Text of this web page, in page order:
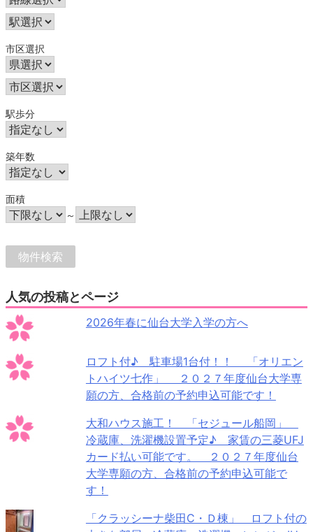
市区選択
駅歩分
築年数
面積
～
人気の投稿とページ
2026年春に仙台大学入学の方へ
ロフト付♪ 駐車場1台付！！ 「オリエン
トハイツ七作」 ２０２７年度仙台大学専
願の方、合格前の予約申込可能です！
大和ハウス施工！ 「セジュール船岡」
冷蔵庫、洗濯機設置予定♪ 家賃の三菱UFJ
カード払い可能です。 ２０２７年度仙台
大学専願の方、合格前の予約申込可能で
す！
「クラッシーナ柴田C・Ｄ棟」 ロフト付の